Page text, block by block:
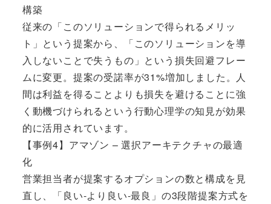
構築
従来の「このソリューションで得られるメリッ
ト」という提案から、「このソリューションを導
入しないことで失うもの」という損失回避フレー
ムに変更。提案の受諾率が31%増加しました。人
間は利益を得ることよりも損失を避けることに強
く動機づけられるという行動心理学の知見が効果
的に活用されています。
【事例4】アマゾン – 選択アーキテクチャの最適
化
営業担当者が提案するオプションの数と構成を見
直し、「良い-より良い-最良」の3段階提案方式を